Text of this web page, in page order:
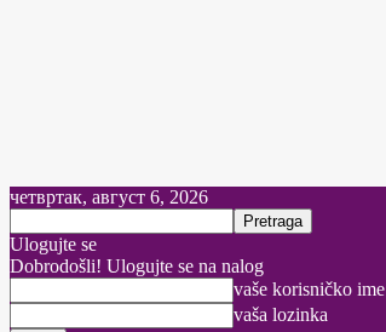
четвртак, август 6, 2026
Ulogujte se
Dobrodošli! Ulogujte se na nalog
vaše korisničko ime
vaša lozinka